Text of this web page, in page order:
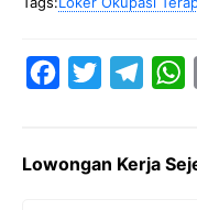
e
t
e
t
Lowongan Kerja